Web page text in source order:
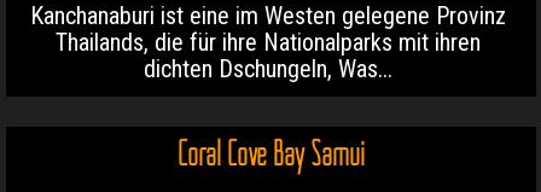
Kanchanaburi ist eine im Westen gelegene Provinz
Thailands, die für ihre Nationalparks mit ihren
dichten Dschungeln, Was...
Coral Cove Bay Samui